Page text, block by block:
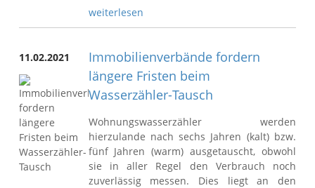
weiterlesen
11.02.2021
Immobilienverbände fordern
längere Fristen beim
Wasserzähler-Tausch
Wohnungswasserzähler werden
hierzulande nach sechs Jahren (kalt) bzw.
fünf Jahren (warm) ausgetauscht, obwohl
sie in aller Regel den Verbrauch noch
zuverlässig messen. Dies liegt an den